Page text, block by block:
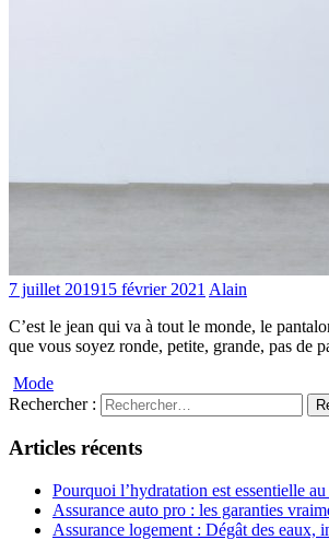
7 juillet 201915 février 2021 Alain
C’est le jean qui va à tout le monde, le
que vous soyez ronde, petite, grande, pas de
Mode
Rechercher :
Articles récents
Pourquoi l’hydratation est essentielle
Assurance auto pro : les garanties
Assurance logement : Dégât des